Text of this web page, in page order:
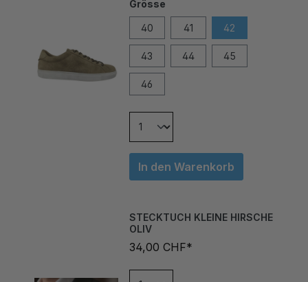
43 44 45
46
In den Warenkorb
OLIV
34,00 CHF*